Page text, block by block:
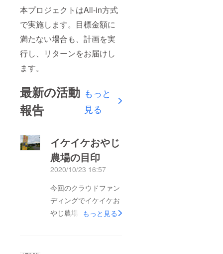
本プロジェクトはAll-in方式
で実施します。目標金額に
満たない場合も、計画を実
行し、リターンをお届けし
ます。
最新の活動
報告
もっと
見る
イケイケおやじ
農場の目印
2020/10/23 16:57
今回のクラウドファン
ディングでイケイケお
やじ農場へご支援いた
もっと見る